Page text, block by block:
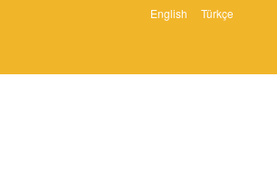
English Türkçe